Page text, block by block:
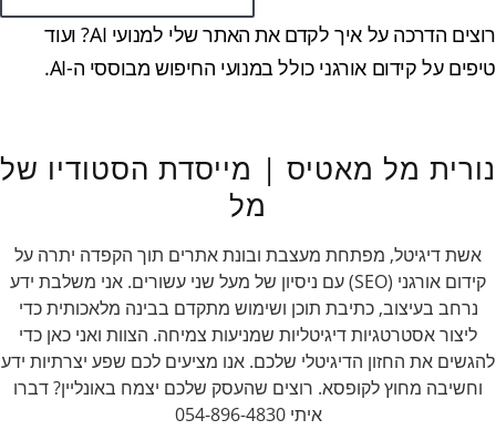
רוצים הדרכה על איך לקדם את האתר שלי למנועי AI? ועוד
טיפים על קידום אורגני כולל במנועי החיפוש מבוססי ה-AI.
נורית מל מאטיס | מייסדת הסטודיו של
מל
אשת דיגיטל, מפתחת מעצבת ובונת אתרים תוך הקפדה יתרה על
קידום אורגני (SEO) עם ניסיון של מעל שני עשורים. אני משלבת ידע
נרחב בעיצוב, כתיבת תוכן ושימוש מתקדם בבינה מלאכותית כדי
ליצור אסטרטגיות דיגיטליות שמניעות צמיחה. הצוות ואני כאן כדי
להגשים את החזון הדיגיטלי שלכם. אנו מציעים לכם שפע יצרתיות ידע
וחשיבה מחוץ לקופסא. רוצים שהעסק שלכם יצמח באונליין? דברו
איתי 054-896-4830